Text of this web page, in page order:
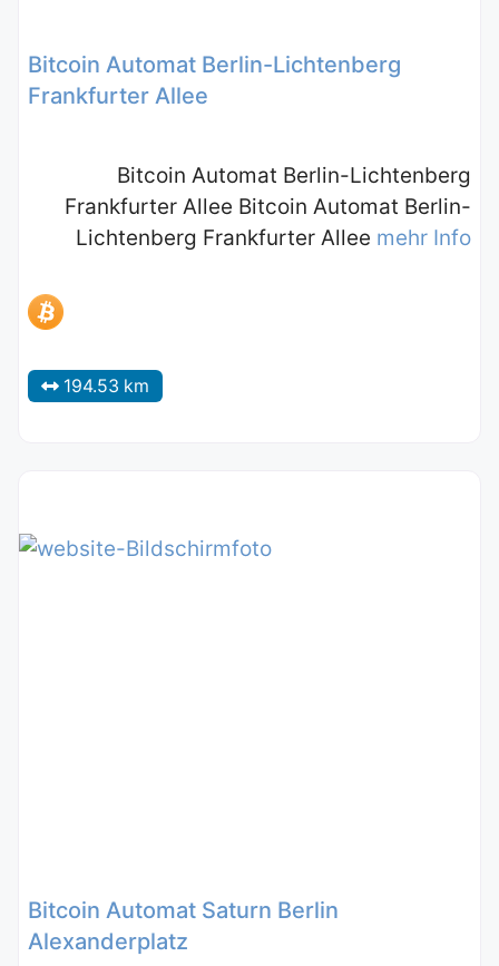
Bitcoin Automat Berlin-Lichtenberg
Frankfurter Allee
Bitcoin Automat Berlin-Lichtenberg
Frankfurter Allee Bitcoin Automat Berlin-
Lichtenberg Frankfurter Allee mehr Info
194.53 km
Bitcoin Automat Saturn Berlin
Alexanderplatz